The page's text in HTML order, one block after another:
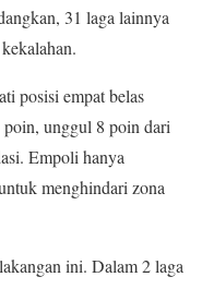
31 laga lainnya
posisi empat belas
poin, unggul 8 poin dari
Empoli hanya
menghindari zona
ini. Dalam 2 laga